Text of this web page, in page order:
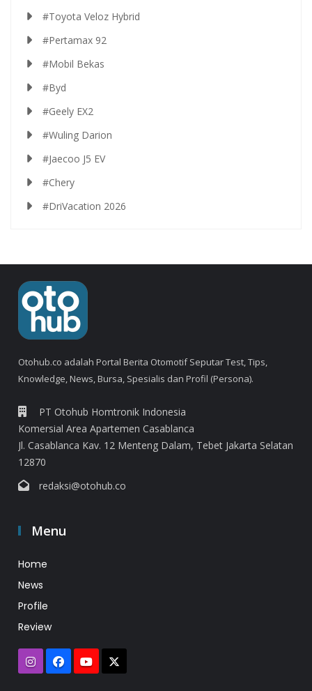
#Toyota Veloz Hybrid
#Pertamax 92
#Mobil Bekas
#Byd
#Geely EX2
#Wuling Darion
#Jaecoo J5 EV
#Chery
#DriVacation 2026
Otohub.co adalah Portal Berita Otomotif Seputar Test, Tips,
Knowledge, News, Bursa, Spesialis dan Profil (Persona).
PT Otohub Homtronik Indonesia
Komersial Area Apartemen Casablanca
Jl. Casablanca Kav. 12 Menteng Dalam, Tebet Jakarta Selatan
12870
redaksi@otohub.co
Menu
Home
News
Profile
Review